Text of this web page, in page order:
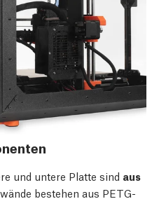
und untere Platte sind aus
bestehen aus PETG-